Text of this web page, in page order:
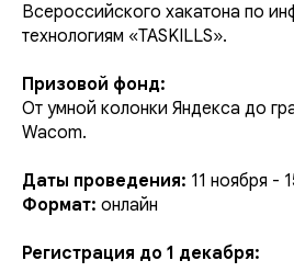
Всероссийского хакатона по
технологиям «TASKILLS».
Призовой фонд:
От умной колонки Яндекса до
Wacom.
Даты проведения: 11 ноября -
Формат: онлайн
Регистрация до 1 декабря: